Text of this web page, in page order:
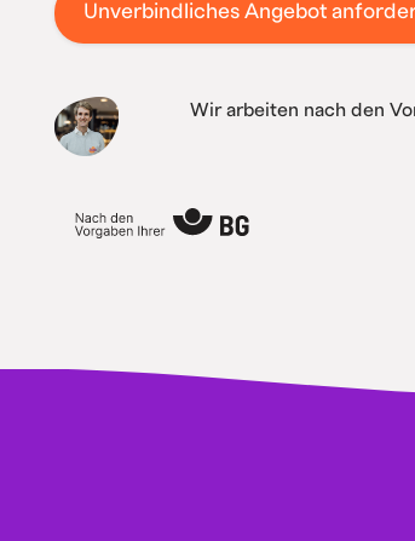
Unverbindliches Angebot
Wir arbeiten nach den